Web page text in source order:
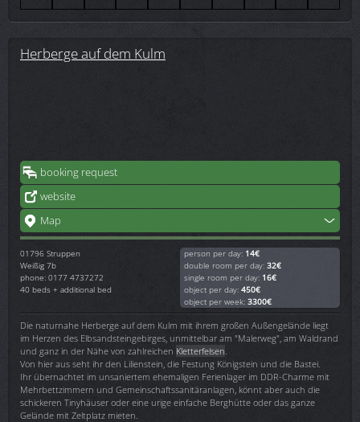
Herberge auf dem Kulm
booking request
website
Map
01796 Struppen
Weißig 7b
phone: 0177 4737272
40 beds + additional bed
person per day: 14€
double room per day: 32€
single room per day: 16€
object per day: 450€
object per week: 3300€
Die naturnahe Herberge auf dem Kulm mit ihrem großen Außengelände liegt
im Herzen des Elbsandsteingebirges, unmittelbar am "Malerweg", am Waldrand
und ganz in der Nähe von zahlreichen Kletterfelsen
Von hier aus seht ihr den Lilienstein, die Festung Königstein und die Bastei.
Ihr übernachtet im unsaniertem ehemaligen Ferienlager im DDR-Charme mit
Mehrbettzimmern und Gemeinschaftssanitäranlagen, könnt aber auch die
schickeren Tinyhäuser oder eine urige einfache Berghütte oder das ganze
Gelände mit Zeltplatz mieten.